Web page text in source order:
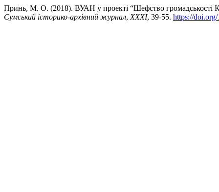
Принь, М. О. (2018). ВУАН у проекті “Шефство громадськості
Сумський історико-архівний журнал, XXXI, 39-55. https://